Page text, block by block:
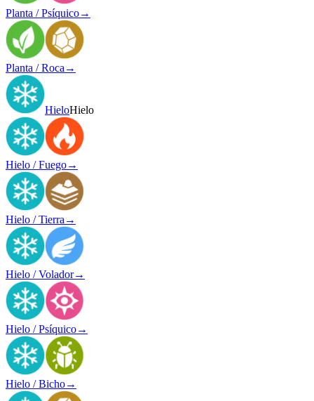
Planta / Psíquico→
Planta / Roca →
HieloHielo
Hielo / Fuego→
Hielo / Tierra →
Hielo / Volador→
Hielo / Psíquico→
Hielo / Bicho→